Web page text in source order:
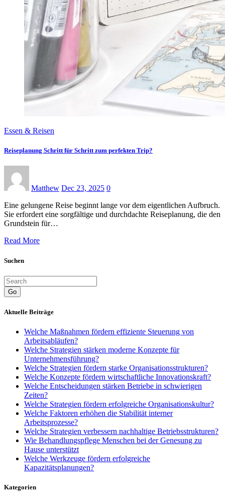
Essen & Reisen
Reiseplanung Schritt für Schritt zum perfekten Trip?
Matthew Dec 23, 2025 0
Eine gelungene Reise beginnt lange vor dem eigentlichen Aufbruch.
Sie erfordert eine sorgfältige und durchdachte Reiseplanung, die den
Grundstein für…
Read More
Suchen
Go
Aktuelle Beiträge
Welche Maßnahmen fördern effiziente Steuerung von
Arbeitsabläufen?
Welche Strategien stärken moderne Konzepte für
Unternehmensführung?
Welche Strategien fördern starke Organisationsstrukturen?
Welche Konzepte fördern wirtschaftliche Innovationskraft?
Welche Entscheidungen stärken Betriebe in schwierigen
Zeiten?
Welche Strategien fördern erfolgreiche Organisationskultur?
Welche Faktoren erhöhen die Stabilität interner
Arbeitsprozesse?
Welche Strategien verbessern nachhaltige Betriebsstrukturen?
Wie Behandlungspflege Menschen bei der Genesung zu
Hause unterstützt
Welche Werkzeuge fördern erfolgreiche
Kapazitätsplanungen?
Kategorien